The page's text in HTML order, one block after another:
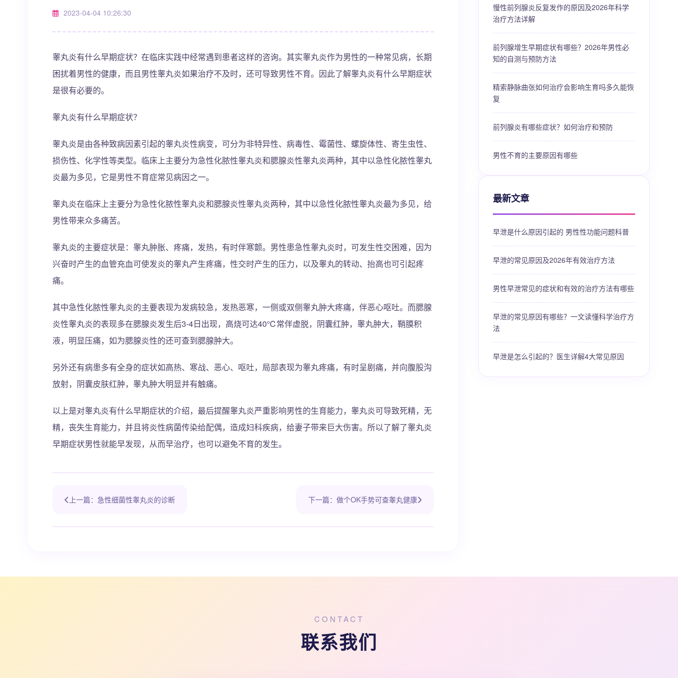
2023-04-04 10:26:30
睾丸炎有什么早期症状？在临床实践中经常遇到患者这样的咨询。其实睾丸炎作为男性的一种常见病，长期
困扰着男性的健康，而且男性睾丸炎如果治疗不及时，还可导致男性不育。因此了解睾丸炎有什么早期症状
是很有必要的。
睾丸炎有什么早期症状？
睾丸炎是由各种致病因素引起的睾丸炎性病变，可分为非特异性、病毒性、霉菌性、螺旋体性、寄生虫性、
损伤性、化学性等类型。临床上主要分为急性化脓性睾丸炎和腮腺炎性睾丸炎两种，其中以急性化脓性睾丸
炎最为多见，它是男性不育症常见病因之一。
睾丸炎在临床上主要分为急性化脓性睾丸炎和腮腺炎性睾丸炎两种，其中以急性化脓性睾丸炎最为多见，给
男性带来众多痛苦。
睾丸炎的主要症状是：睾丸肿胀、疼痛，发热，有时伴寒颤。男性患急性睾丸炎时，可发生性交困难，因为
兴奋时产生的血管充血可使发炎的睾丸产生疼痛，性交时产生的压力，以及睾丸的转动、抬高也可引起疼
痛。
其中急性化脓性睾丸炎的主要表现为发病较急，发热恶寒，一侧或双侧睾丸肿大疼痛，伴恶心呕吐。而腮腺
炎性睾丸炎的表现多在腮腺炎发生后3-4日出现，高烧可达40℃常伴虚脱，阴囊红肿，睾丸肿大，鞘膜积
液，明显压痛，如为腮腺炎性的还可查到腮腺肿大。
另外还有病患多有全身的症状如高热、寒战、恶心、呕吐，局部表现为睾丸疼痛，有时呈剧痛，并向腹股沟
放射，阴囊皮肤红肿，睾丸肿大明显并有触痛。
以上是对睾丸炎有什么早期症状的介绍，最后提醒睾丸炎严重影响男性的生育能力，睾丸炎可导致死精，无
精，丧失生育能力，并且将炎性病菌传染给配偶，造成妇科疾病，给妻子带来巨大伤害。所以了解了睾丸炎
早期症状男性就能早发现，从而早治疗，也可以避免不育的发生。
上一篇：急性细菌性睾丸炎的诊断 下一篇：做个OK手势可查睾丸健康
慢性前列腺炎反复发作的原因及2026年科学
治疗方法详解
前列腺增生早期症状有哪些？2026年男性必
知的自测与预防方法
精索静脉曲张如何治疗会影响生育吗多久能恢
复
前列腺炎有哪些症状？如何治疗和预防
男性不育的主要原因有哪些
最新文章
早泄是什么原因引起的 男性性功能问题科普
早泄的常见原因及2026年有效治疗方法
男性早泄常见的症状和有效的治疗方法有哪些
早泄的常见原因有哪些？一文读懂科学治疗方
法
早泄是怎么引起的？医生详解4大常见原因
CONTACT
联系我们